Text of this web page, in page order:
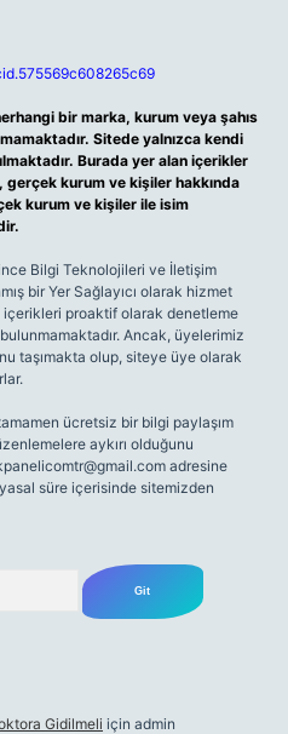
bir marka, kurum veya şahıs
Sitede yalnızca kendi
Burada yer alan içerikler
kurum ve kişiler hakkında
kurum ve kişiler ile isim
Bilgi Teknolojileri ve İletişim
bir Yer Sağlayıcı olarak hizmet
proaktif olarak denetleme
Ancak, üyelerimiz
taşımakta olup, siteye üye olarak
ücretsiz bir bilgi paylaşım
aykırı olduğunu
adresine
süre içerisinde sitemizden
Gidilmeli için admin